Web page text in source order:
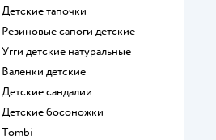
Детские тапочки
Резиновые сапоги детские
Угги детские натуральные
Валенки детские
Детские сандалии
Детские босоножки
Tombi